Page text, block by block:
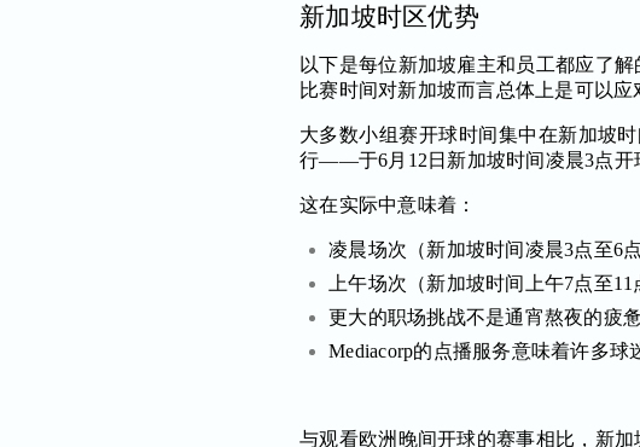
新加坡时区优势
以下是每位新加坡雇主和员工都应了
比赛时间对新加坡而言总体上是可以应
大多数小组赛开球时间集中在新加坡
行——于6月12日新加坡时间凌晨3点开
这在实际中意味着：
凌晨场次（新加坡时间凌晨3点至
上午场次（新加坡时间上午7点至
更大的职场挑战不是通宵熬夜的疲
Mediacorp的点播服务意味着许多
与观看欧洲晚间开球的赛事相比，新